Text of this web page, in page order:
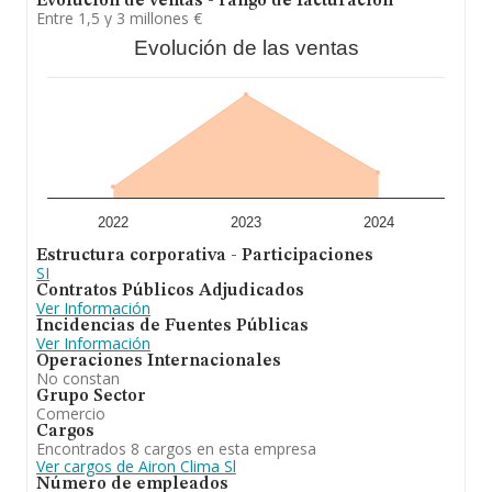
se estima que el promedio de la facturación entre todas
las empresas es de 2 millones de euros. Con el fin de
ampliar la información relativa a las compañías, la
La media de empleados de las empresas es de 7.
En definitiva, la actividad de
Airon Clima S.L
enfocada en distribución de aparatos de climatización.
En el ranking de su sector (%cnae%), la compañía ha
perdido posición respecto al 2023. En el ranking de
todas las empresas en el territorio nacional, ha
experimentado un retroceso.
Entre 1,5 y 3 millones €
Evolución de las ventas
2022 2023 2024
Estructura corporativa - Participaciones
SI
Contratos Públicos Adjudicados
Ver Información
Incidencias de Fuentes Públicas
Ver Información
Operaciones Internacionales
No constan
Grupo Sector
Comercio
Cargos
Encontrados 8 cargos en esta empresa
Ver cargos de Airon Clima Sl
Número de empleados